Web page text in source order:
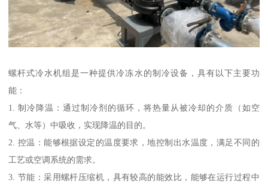
螺杆式冷水机组是一种提供冷冻水的制冷设备，具有以下主要功
能：
1. 制冷降温：通过制冷剂的循环，将热量从被冷却的介质（如空
气、水等）中吸收，实现降温的目的。
2. 控温：能够根据设定的温度要求，地控制出水温度，满足不同的
工艺或空调系统的需求。
3. 节能：采用螺杆压缩机，具有较高的能效比，能够在运行过程中